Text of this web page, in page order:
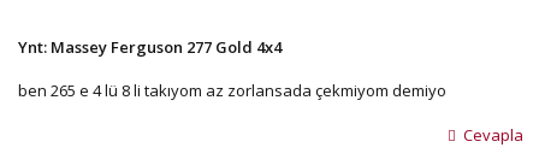
Ynt: Massey Ferguson 277 Gold 4x4
ben 265 e 4 lü 8 li takıyom az zorlansada çekmiyom demiyo
Cevapla